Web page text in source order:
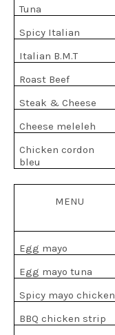
Tuna
Spicy Italian
Italian B.M.T
Roast Beef
Steak & Cheese
Cheese meleleh
Chicken cordon
bleu
MENU
Egg mayo
Egg mayo tuna
Spicy mayo chicken
BBQ chicken strip